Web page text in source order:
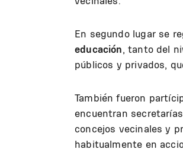
En segundo lugar se
educación, tanto del
públicos y privados,
También fueron
encuentran
concejos vecinales y
habitualmente en